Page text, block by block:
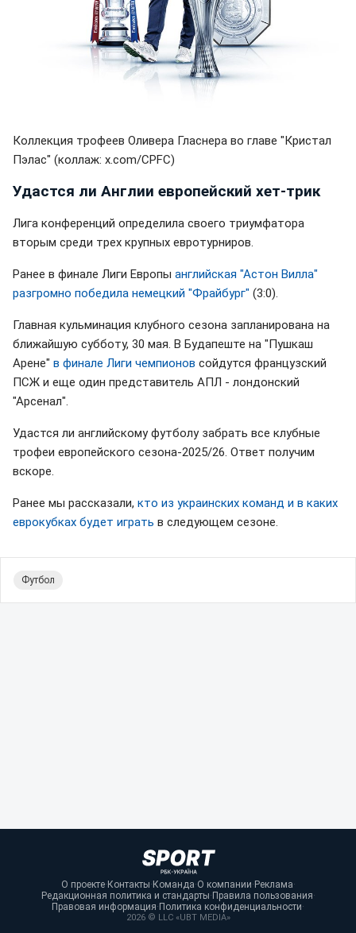
Коллекция трофеев Оливера Гласнера во главе "Кристал
Пэлас" (коллаж: x.com/CPFC)
Удастся ли Англии европейский хет-трик
Лига конференций определила своего триумфатора
вторым среди трех крупных евротурниров.
Ранее в финале Лиги Европы английская "Астон Вилла"
разгромно победила немецкий "Фрайбург" (3:0).
Главная кульминация клубного сезона запланирована на
ближайшую субботу, 30 мая. В Будапеште на "Пушкаш
Арене" в финале Лиги чемпионов сойдутся французский
ПСЖ и еще один представитель АПЛ - лондонский
"Арсенал".
Удастся ли английскому футболу забрать все клубные
трофеи европейского сезона-2025/26. Ответ получим
вскоре.
Ранее мы рассказали, кто из украинских команд и в каких
еврокубках будет играть в следующем сезоне.
Футбол
О проекте·Контакты·Команда·О компании·Реклама·
Редакционная политика и стандарты·Правила пользования·
Правовая информация·Политика конфиденциальности·
2026 © LLC «UBT MEDIA»